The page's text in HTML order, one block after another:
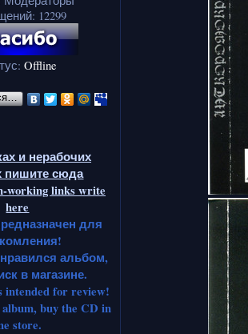
12299
Offline
и нерабочих
пишите сюда
working links write
here
для
альбом,
в магазине.
intended for review!
buy the CD in
store.